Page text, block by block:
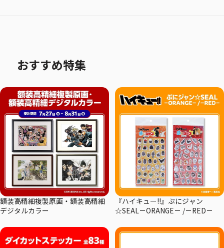
おすすめ特集
額装高精細複製原画・額装高精細
デジタルカラー
『ハイキュー!!』ぷにジャン
☆SEAL－ORANGE－ /－RED－